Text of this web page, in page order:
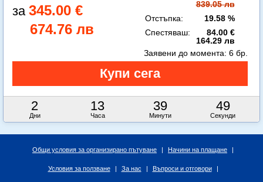
345.00 €
674.76 лв
839.05 лв
Отстъпка:
19.58 %
Спестяваш:
84.00 €
164.29 лв
2
Дни
13
Часа
39
Минути
48
Секунди
Заявени до момента: 6 бр.
Общи условия за организирано пътуване | Начини на плащане |
Условия за ползване | За нас | Въпроси и отговори |